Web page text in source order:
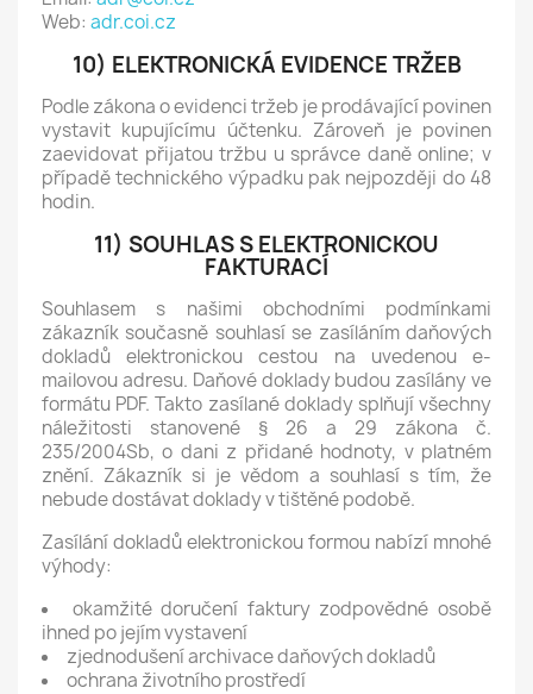
Web: adr.coi.cz
10) ELEKTRONICKÁ EVIDENCE TRŽEB
Podle zákona o evidenci tržeb je prodávající povinen
vystavit kupujícímu účtenku. Zároveň je povinen
zaevidovat přijatou tržbu u správce daně online; v
případě technického výpadku pak nejpozději do 48
hodin.
11) SOUHLAS S ELEKTRONICKOU
FAKTURACÍ
Souhlasem s našimi obchodními podmínkami
zákazník současně souhlasí se zasíláním daňových
dokladů elektronickou cestou na uvedenou e-
mailovou adresu. Daňové doklady budou zasílány ve
formátu PDF. Takto zasílané doklady splňují všechny
náležitosti stanovené § 26 a 29 zákona č.
235/2004Sb, o dani z přidané hodnoty, v platném
znění. Zákazník si je vědom a souhlasí s tím, že
nebude dostávat doklady v tištěné podobě.
Zasílání dokladů elektronickou formou nabízí mnohé
výhody:
okamžité doručení faktury zodpovědné osobě
ihned po jejím vystavení
zjednodušení archivace daňových dokladů
ochrana životního prostředí